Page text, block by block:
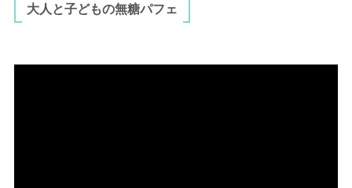
大人と子どもの無糖パフェ